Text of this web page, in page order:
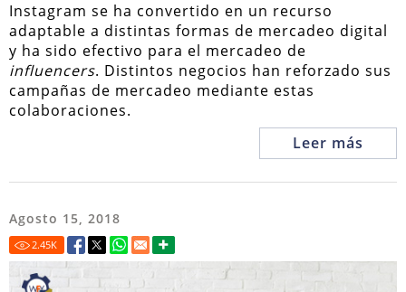
Instagram se ha convertido en un recurso
adaptable a distintas formas de mercadeo digital
y ha sido efectivo para el mercadeo de
influencers. Distintos negocios han reforzado sus
campañas de mercadeo mediante estas
colaboraciones.
Leer más
Agosto 15, 2018
2.45K